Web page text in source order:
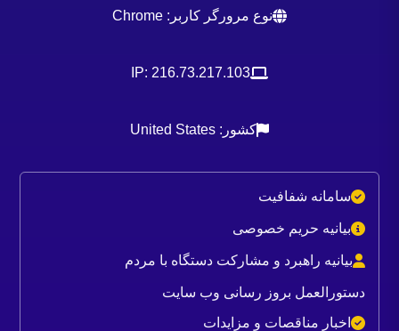
نوع مرورگر کاربر: Chrome
IP: 216.73.217.103
کشور: United States
سامانه شفافیت
بیانیه حریم خصوصی
بیانیه راهبرد و مشارکت دستگاه با مردم
دستورالعمل بروز رسانی وب سایت
اخبار مناقصات و مزایدات